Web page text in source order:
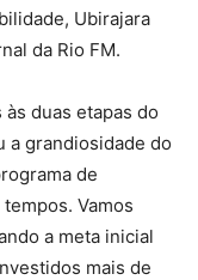
Ubirajara
da Rio FM.
duas etapas do
a grandiosidade do
de
Vamos
a meta inicial
mais de